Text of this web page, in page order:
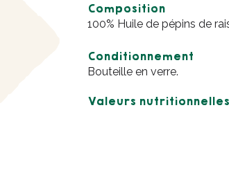
Composition
100% Huile de pépins de
Conditionnement
Bouteille en verre.
Valeurs nutritionnelles